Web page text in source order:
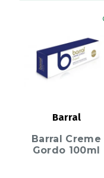
Barral
Barral Creme
Gordo 100ml